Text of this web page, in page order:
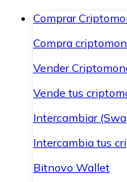
Comprar
Compra
Vender
Vende tus
Intercambiar
Intercambia tus
Bitnovo Wallet